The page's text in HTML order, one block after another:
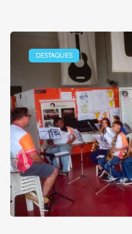
DESTAQUES